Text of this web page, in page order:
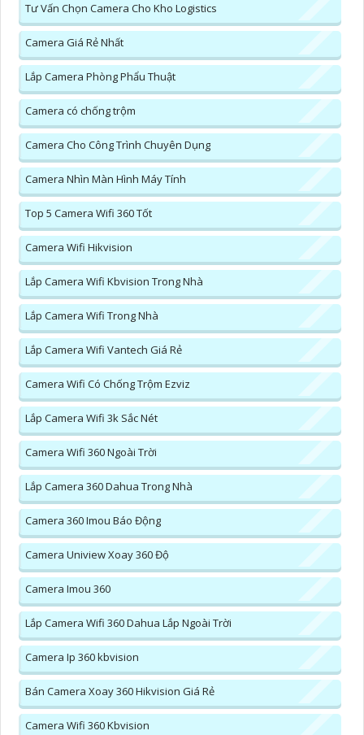
Tư Vấn Chọn Camera Cho Kho Logistics
Camera Giá Rẻ Nhất
Lắp Camera Phòng Phẩu Thuật
Camera có chống trộm
Camera Cho Công Trình Chuyên Dụng
Camera Nhìn Màn Hình Máy Tính
Top 5 Camera Wifi 360 Tốt
Camera Wifi Hikvision
Lắp Camera Wifi Kbvision Trong Nhà
Lắp Camera Wifi Trong Nhà
Lắp Camera Wifi Vantech Giá Rẻ
Camera Wifi Có Chống Trộm Ezviz
Lắp Camera Wifi 3k Sắc Nét
Camera Wifi 360 Ngoài Trời
Lắp Camera 360 Dahua Trong Nhà
Camera 360 Imou Báo Động
Camera Uniview Xoay 360 Độ
Camera Imou 360
Lắp Camera Wifi 360 Dahua Lắp Ngoài Trời
Camera Ip 360 kbvision
Bán Camera Xoay 360 Hikvision Giá Rẻ
Camera Wifi 360 Kbvision